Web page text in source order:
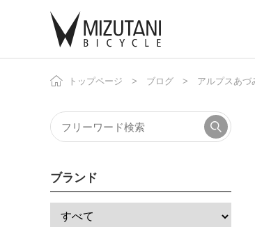
トップページ ブログ アルプスあづ
ブランド